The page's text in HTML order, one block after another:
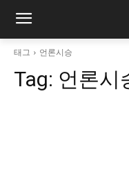
태그 언론시승
Tag: 언론시